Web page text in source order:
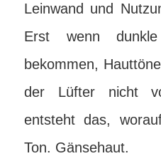
Leinwand und
Erst wenn
bekommen,
der Lüfter nicht
entsteht das,
Ton. Gänsehaut.